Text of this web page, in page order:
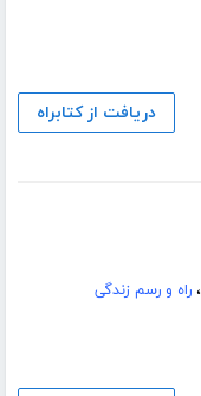
دریافت از کتابراه
،راه و رسم زندگی